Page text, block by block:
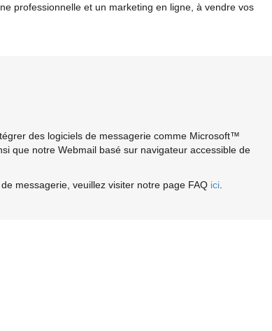
professionnelle et un marketing en ligne, à vendre vos
des logiciels de messagerie comme Microsoft™
que notre Webmail basé sur navigateur accessible de
messagerie, veuillez visiter notre page FAQ ici.